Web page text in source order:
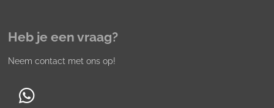
Heb je een vraag?
Neem contact met ons op!
W